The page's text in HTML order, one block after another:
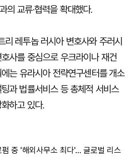
의 교류·협력을 확대했다.
레투놉 러시아 변호사와 주러시
사를 중심으로 우크라이나 재건
는 유라시아 전략연구센터를 개소
과 법률서비스 등 총체적 서비스
하고 있다.
중 '해외사무소 최다'… 글로벌 리스